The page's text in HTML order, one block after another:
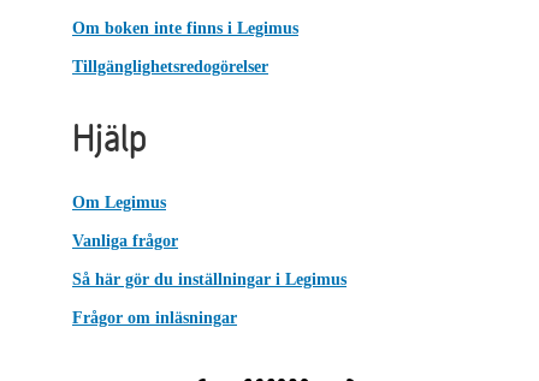
Om boken inte finns i Legimus
Tillgänglighetsredogörelser
Hjälp
Om Legimus
Vanliga frågor
Så här gör du inställningar i Legimus
Frågor om inläsningar